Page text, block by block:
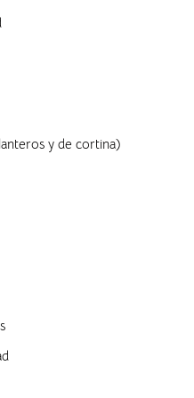
y de cortina)